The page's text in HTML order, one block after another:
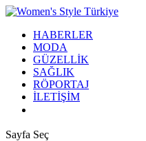
HABERLER
MODA
GÜZELLİK
SAĞLIK
RÖPORTAJ
İLETİŞİM
Sayfa Seç